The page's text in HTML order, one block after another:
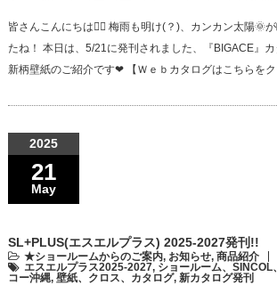
皆さんこんにちは🙋‍♀‍ 梅雨も明け(？)、カンカン太陽🌞
たね！ 本日は、5/21に発刊されました、『BIGACE』
新柄壁紙のご紹介です❤ 【Ｗｅｂカタログはこちらを
2025
21
May
SL+PLUS(エスエルプラス) 2025-2027発刊!!
★ショールームからのご案内, お知らせ, 商品紹介
エスエルプラス2025-2027, ショールーム、SINCOL
コー沖縄, 壁紙、クロス、カタログ, 新カタログ発刊